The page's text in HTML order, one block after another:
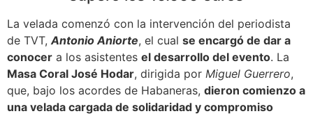
La velada comenzó con la intervención del periodista
de TVT,Antonio Aniorte, el cual se encargó de dar a
conocer a los asistentes el desarrollo del evento. La
Masa Coral José Hodar, dirigida por Miguel Guerrero,
que, bajo los acordes de Habaneras, dieron comienzo a
una velada cargada de solidaridad y compromiso